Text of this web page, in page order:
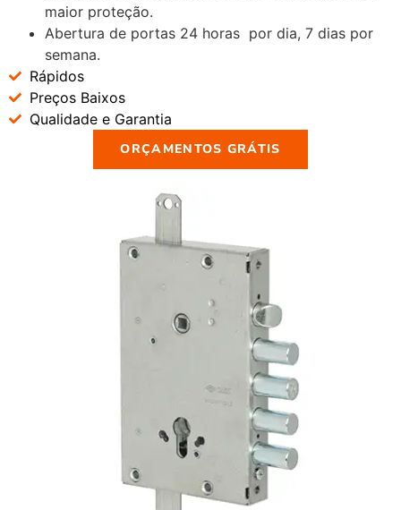
maior proteção.
Abertura de portas 24 horas por dia, 7 dias por
semana.
Rápidos
Preços Baixos
Qualidade e Garantia
ORÇAMENTOS GRÁTIS